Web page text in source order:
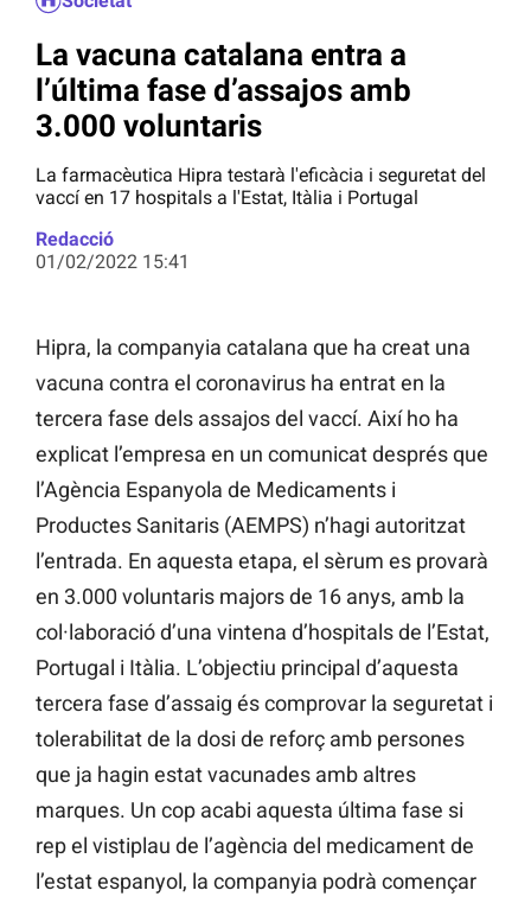
La vacuna catalana entra a
l’última fase d’assajos amb
3.000 voluntaris
La farmacèutica Hipra testarà l'eficàcia i seguretat del
vaccí en 17 hospitals a l'Estat, Itàlia i Portugal
Redacció
01/02/2022 15:41
Hipra, la companyia catalana que ha creat una
vacuna contra el coronavirus ha entrat en la
tercera fase dels assajos del vaccí. Així ho ha
explicat l’empresa en un comunicat després que
l’Agència Espanyola de Medicaments i
Productes Sanitaris (AEMPS) n’hagi autoritzat
l’entrada. En aquesta etapa, el sèrum es provarà
en 3.000 voluntaris majors de 16 anys, amb la
col·laboració d’una vintena d’hospitals de l’Estat,
Portugal i Itàlia. L’objectiu principal d’aquesta
tercera fase d’assaig és comprovar la seguretat i
tolerabilitat de la dosi de reforç amb persones
que ja hagin estat vacunades amb altres
marques. Un cop acabi aquesta última fase si
rep el vistiplau de l’agència del medicament de
l’estat espanyol, la companyia podrà començar